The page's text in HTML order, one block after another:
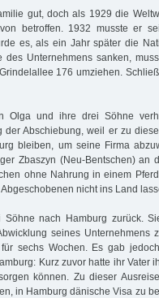
gut, doch als 1929 die
betroffen. 1932 musste er
es, als ein Jahr später die
des Unternehmens sanken,
176 umziehen.
Olga und ihre drei Söhne
der Abschiebung, weil er zu
bleiben, um seine Firma
Zbaszyn (Neu-Bentschen) an
ohne Nahrung in einem
nicht ins Land
nach Hamburg zurück.
seines Unternehmens
sechs Wochen. Es gab
Kurz zuvor hatte ihr Vater
können. Zu dieser
in Hamburg dänische Visa zu